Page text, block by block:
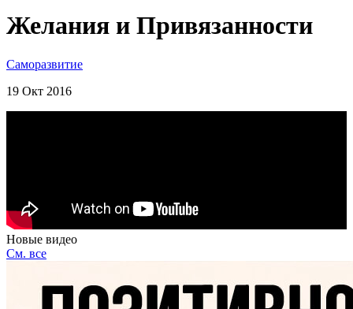
Желания и Привязанности
Саморазвитие
19 Окт 2016
Новые видео
См. все